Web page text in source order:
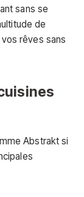
sans se
de
rêves sans
Abstrakt si